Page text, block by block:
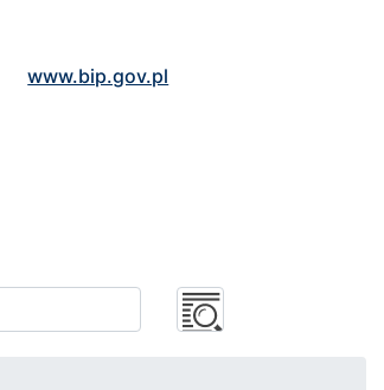
www.bip.gov.pl